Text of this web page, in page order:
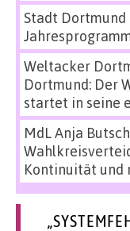
Stadt Dortmund
Weltacker
Dortmund: Der
startet in seine
MdL Anja
Kontinuität und